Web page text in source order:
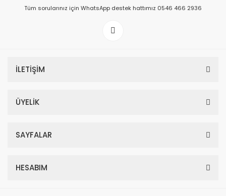
Tüm sorularınız için WhatsApp destek hattımız 0546 466 2936
İLETİŞİM
ÜYELİK
SAYFALAR
HESABIM